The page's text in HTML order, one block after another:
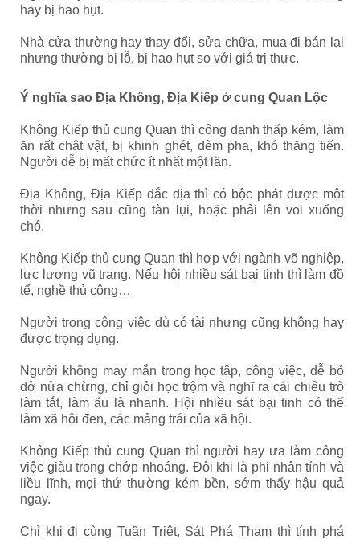
hay bị hao hụt.
Nhà cửa thường hay thay đổi, sửa chữa, mua đi bán lại
nhưng thường bị lỗ, bị hao hụt so với giá trị thực.
Ý nghĩa sao Địa Không, Địa Kiếp ở cung Quan Lộc
Không Kiếp thủ cung Quan thì công danh thấp kém, làm
ăn rất chật vật, bị khinh ghét, dèm pha, khó thăng tiến.
Người dễ bị mất chức ít nhất một lần.
Địa Không, Địa Kiếp đắc địa thì có bộc phát được một
thời nhưng sau cũng tàn lụi, hoặc phải lên voi xuống
chó.
Không Kiếp thủ cung Quan thì hợp với ngành võ nghiệp,
lực lượng vũ trang. Nếu hội nhiều sát bại tinh thì làm đồ
tể, nghề thủ công…
Người trong công việc dù có tài nhưng cũng không hay
được trọng dụng.
Người không may mắn trong học tập, công việc, dễ bỏ
dở nửa chừng, chỉ giỏi học trộm và nghĩ ra cái chiêu trò
làm tắt, làm ẩu là nhanh. Hội nhiều sát bại tinh có thể
làm xã hội đen, các mảng trái của xã hội.
Không Kiếp thủ cung Quan thì người hay ưa làm công
việc giàu trong chớp nhoáng. Đôi khi là phi nhân tính và
liều lĩnh, mọi thứ thường kém bền, sớm thấy hậu quả
ngay.
Chỉ khi đi cùng Tuần Triệt, Sát Phá Tham thì tính phá